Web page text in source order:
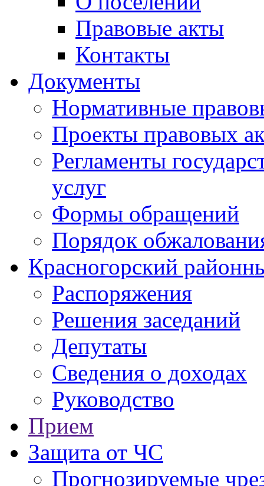
Правовые акты
Контакты
Документы
Нормативные
Проекты правовых
Регламенты
услуг
Формы обращений
Порядок
Красногорский
Распоряжения
Решения заседаний
Депутаты
Сведения о доходах
Руководство
Прием
Защита от ЧС
Прогнозируемые